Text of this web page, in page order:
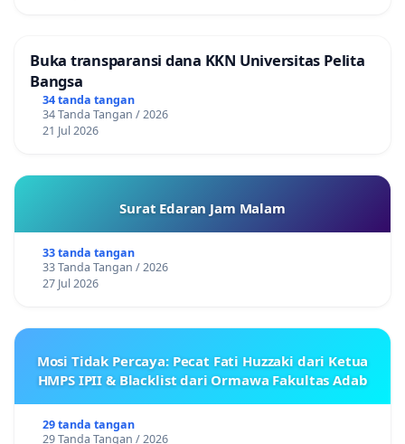
Buka transparansi dana KKN Universitas Pelita
Bangsa
34 tanda tangan
34 Tanda Tangan / 2026
21 Jul 2026
Surat Edaran Jam Malam
33 tanda tangan
33 Tanda Tangan / 2026
27 Jul 2026
Mosi Tidak Percaya: Pecat Fati Huzzaki dari Ketua
HMPS IPII & Blacklist dari Ormawa Fakultas Adab
29 tanda tangan
29 Tanda Tangan / 2026